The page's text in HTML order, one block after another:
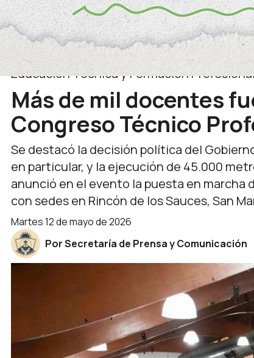
Educación
Educación Técnica y Formación
Más de mil docentes
Congreso Técnico
Se destacó la decisión política del
en particular, y la ejecución de 45.000
anunció en el evento la puesta en
con sedes en Rincón de los Sauces, San
martes 12 de mayo de 2026
Por Secretaría de Prensa y Comunicación